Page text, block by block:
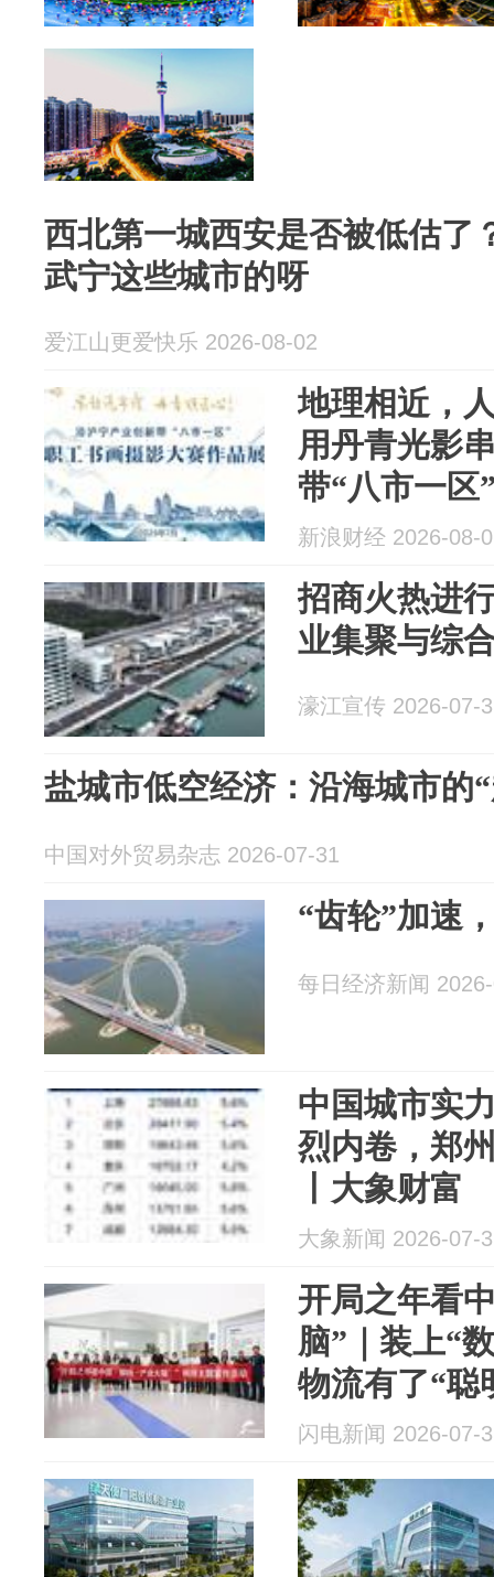
西北第一城西安是否被低估了
武宁这些城市的呀
爱江山更爱快乐 2026-08-02
地理相近，
用丹青光影
带“八市一区
新浪财经 2026-08-
招商火热进
业集聚与综
濠江宣传 2026-07-
盐城市低空经济：沿海城市的
中国对外贸易杂志 2026-07-31
“齿轮”加速
每日经济新闻
中国城市实
烈内卷，郑
丨大象财富
大象新闻 2026-07-
开局之年看
脑”｜装上“
物流有了“聪
闪电新闻 2026-07-